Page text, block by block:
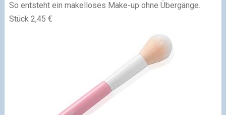
So entsteht ein makelloses Make-up ohne Übergänge.
Stück 2,45 €